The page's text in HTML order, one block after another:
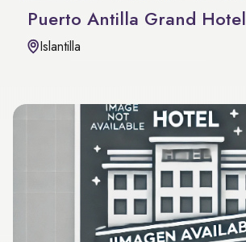
Puerto Antilla Grand Hotel
Islantilla